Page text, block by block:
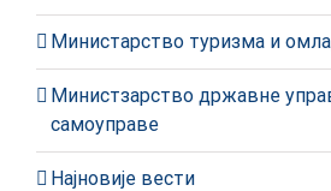
Министарство туризма и
Министзарство државне
самоуправе
Најновије вести